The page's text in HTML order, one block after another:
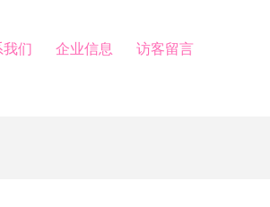
我们 企业信息 访客留言